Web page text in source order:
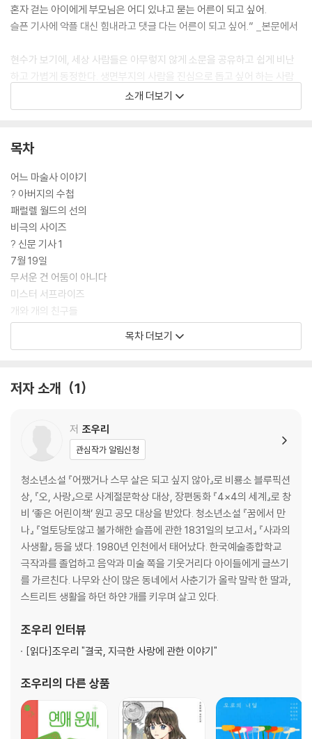
혼자 걷는 아이에게 부모님은 어디 있냐고 묻는 어른이 되고 싶어.
슬픈 기사에 악플 대신 힘내라고 댓글 다는 어른이 되고 싶어.” _본문에서
현수가 보기에, 세상 사람들은 아무렇지 않게 소문을 공유하고 쉽게 비난
하고 가볍게 동정한다. 생면부지의 사람을 진심으로 돕고 싶어 하는 사람
은 평행세계에나 존재한다는 게 현수의 생각이다. 그런 현수에게 “이상한
사람들”이 꼬이기 시작한다. 티브이 프로 ‘서프라이즈’ 이야기만 줄줄 늘어
이 있는, 가끔은 제정신이 아닌 것도 같은 사람들. 알고 보니 모두 누군가의
당기는 자석이라도 있는 것일까? 이상한 것은 그뿐만이 아니다. 기이한 우
연으로 겹치는 숫자들, 게다가 그 숫자들이 모두 소수라니……. 마침내 믿
을 수 없는 목격담마저 나온다. “혜진이를 봤어. 일주일 전에.”
어떤 사람들은 타인의 아픔에 더 크게 공명한다.
(…) 아주머니와 엄마를 연결시킨 슬픔에 대해 오래 생각했다. _본문에서
누군가의 슬픔을 내 것처럼 앓는 것이 가능할까. 깊은 슬픔의 바다를 ‘함께’
헤쳐 가는 것이 가능한가. 때로 삭막하고 무자비하게 보이는 세상에선 불
가능한 일일 것만 같다. 그러나 이 소설은 그것이 얼마든지 일어날 수 있는
일이라고 말한다. 말도 안 되는 슬픔이 불쑥 덮쳐 오는 게 인생이라면, 그
도 하는 것이라고.
세상엔 정말 알 수 없는 일들이 일어나니까. _본문에서
소개 더보기
목차
어느 마술사 이야기
? 아버지의 수첩
패럴렐 월드의 선의
비극의 사이즈
? 신문 기사 1
7월 19일
무서운 건 어둠이 아니다
미스터 서프라이즈
개와 개의 친구들
최수민식 장래 희망
빛나
? 인터넷 카페 게시판
? 신문 기사 2
조각난 사람들
빈방
바닷가의 장례식
그 장면
모든 것은 연결되어 있어
목차 더보기
저자 소개 1
저 조우리
관심작가 알림신청
청소년소설 『어쨌거나 스무 살은 되고 싶지 않아』로 비룡소 블루픽션
상, 『오, 사랑』으로 사계절문학상 대상, 장편동화 『4×4의 세계』로 창
비 ‘좋은 어린이책’ 원고 공모 대상을 받았다. 청소년소설 『꿈에서 만
나』 『얼토당토않고 불가해한 슬픔에 관한 1831일의 보고서』 『사과의
사생활』 등을 냈다. 1980년 인천에서 태어났다. 한국예술종합학교
극작과를 졸업하고 음악과 미술 쪽을 기웃거리다 아이들에게 글쓰기
를 가르친다. 나무와 산이 많은 동네에서 사춘기가 올락 말락 한 딸과,
스트리트 생활을 하던 하얀 개를 키우며 살고 있다.
조우리 인터뷰
[읽다]조우리 "결국, 지극한 사랑에 관한 이야기"
조우리 의 다른 상품